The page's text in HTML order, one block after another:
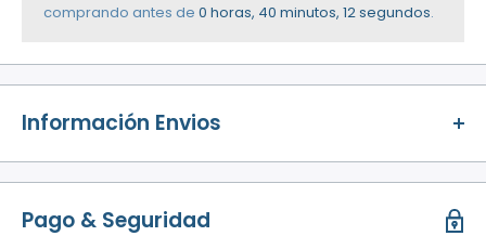
comprando antes de 0 horas, 40 minutos, 12 segundos.
Información Envios
¡Disfruta de envío gratuito!
gratis.
Pago & Seguridad